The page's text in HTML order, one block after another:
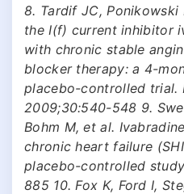
8. Tardif JC, Ponikowski
the I(f) current inhibitor
with chronic stable
blocker therapy: a 4-
placebo-controlled trial.
2009;30:540-548 9.
Bohm M, et al.
chronic heart failure
placebo-controlled
885 10. Fox K, Ford I,